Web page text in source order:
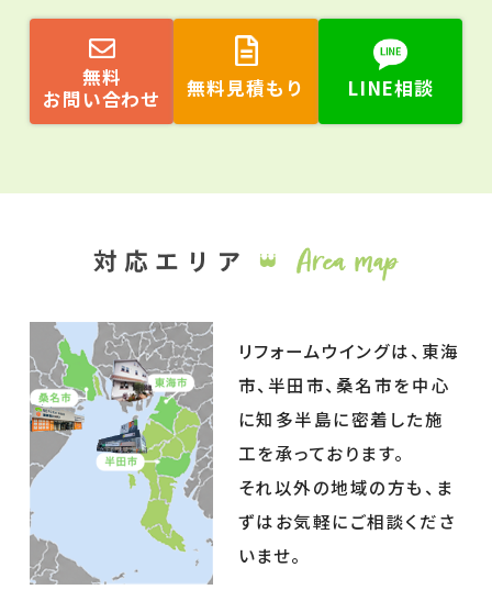
無料
お問い合わせ
無料見積もり LINE相談
リフォームウイングは、東海
市、半田市、桑名市を中心
に知多半島に密着した施
工を承っております。
それ以外の地域の方も、ま
ずはお気軽にご相談くださ
いませ。